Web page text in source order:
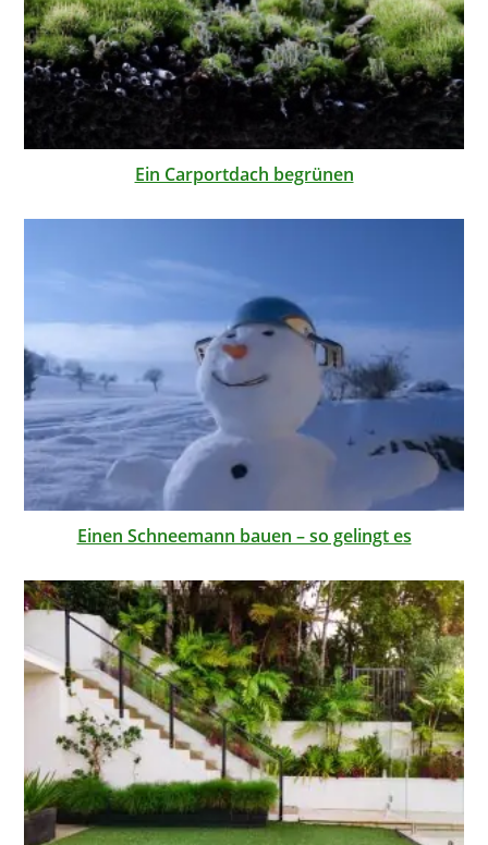
Ein Carportdach begrünen
Einen Schneemann bauen – so gelingt es